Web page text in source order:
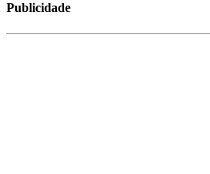
Publicidade